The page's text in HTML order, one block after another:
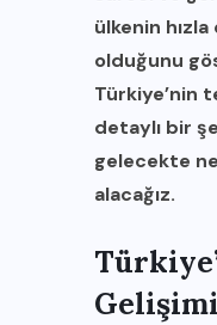
ülkenin
olduğunu
Türkiye’nin
detaylı bir
gelecekte
alacağız.
Gelişimi